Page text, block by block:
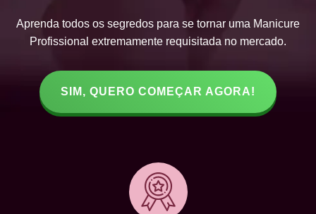
Aprenda todos os segredos para se tornar uma Manicure
Profissional extremamente requisitada no mercado.
SIM, QUERO COMEÇAR AGORA!